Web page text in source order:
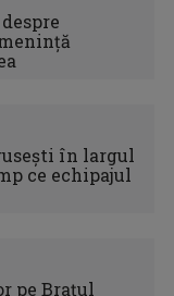
în largul
ce echipajul
pe Brațul